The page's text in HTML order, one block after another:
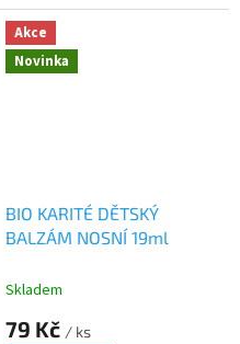
Akce
Novinka
BIO KARITÉ DĚTSKÝ
BALZÁM NOSNÍ 19ml
Skladem
79 Kč / ks